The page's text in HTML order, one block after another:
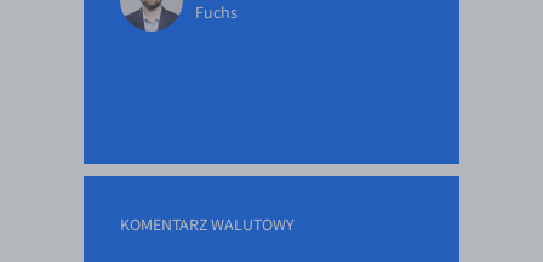
Fuchs
KOMENTARZ WALUTOWY